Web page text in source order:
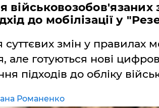
військовозобов'язаних
до мобілізації у
суттєвих змін у правилах
але готуються нові
підходів до обліку
Романенко